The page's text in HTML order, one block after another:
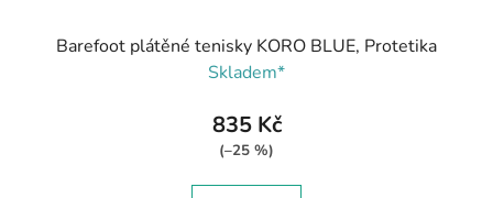
Barefoot plátěné tenisky KORO BLUE, Protetika
Skladem*
835 Kč
(–25 %)